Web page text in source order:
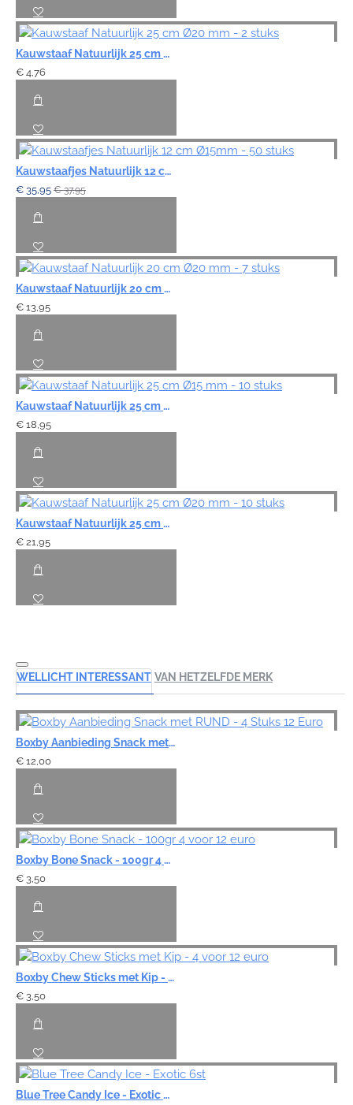
Kauwstaaf Natuurlijk 25 cm Ø20 mm - 2 stuks
€ 4,76
Kauwstaafjes Natuurlijk 12 cm Ø15mm - 50 stuks
€ 35,95 € 37,95
Kauwstaaf Natuurlijk 20 cm Ø20 mm - 7 stuks
€ 13,95
Kauwstaaf Natuurlijk 25 cm Ø15 mm - 10 stuks
€ 18,95
Kauwstaaf Natuurlijk 25 cm Ø20 mm - 10 stuks
€ 21,95
WELLICHT INTERESSANT VAN HETZELFDE MERK
Boxby Aanbieding Snack met RUND - 4 Stuks 12 Euro
€ 12,00
Boxby Bone Snack - 100gr 4 voor 12 euro
€ 3,50
Boxby Chew Sticks met Kip - 4 voor 12 euro
€ 3,50
Blue Tree Candy Ice - Exotic 6st